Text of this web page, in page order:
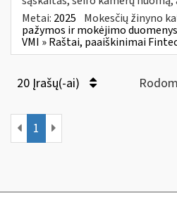
Metai: 2025 Mokesčių žinyno
pažymos ir mokėjimo
VMI » Raštai, paaiškinimai
20 Įrašų(-ai)
1